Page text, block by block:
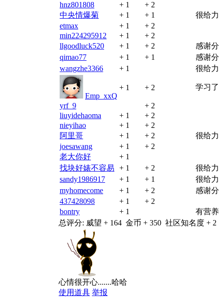
hnz801808
+ 1
+ 2
中央情爆菊
+ 1 + 1
很给
etmax
+ 1
+ 2
min224295912
+ 1
+ 2
llgoodluck520
+ 1 + 2
感谢
qimao77
+ 1 + 1
感谢
wangzhe3366
+ 1 很给
Emp_xxQ
+ 1 + 2 学习
yrf_9
+ 2
liuyidehaoma
+ 1
+ 2
nieyihao
+ 1
+ 2
阿里哥
+ 1 + 2
很给
joesawang
+ 1
+ 2
老大你好
+ 1
找块好婊不容易
+ 1 + 2
很给
sandy1986917
+ 1 + 1
很给
myhomecome
+ 1 + 2
感谢
437428098
+ 1
+ 2
bontry
+ 1
有营
总评分: 威望 + 164 金币 + 350 社区知名度 + 2
心情很开心.......哈哈
使用道具 举报